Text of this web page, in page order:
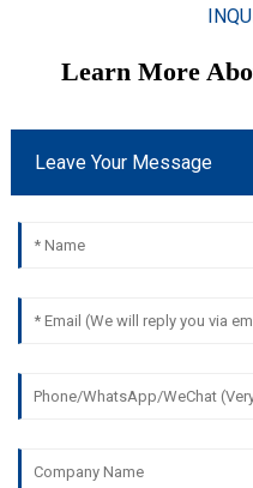
Learn More
Leave Your Message